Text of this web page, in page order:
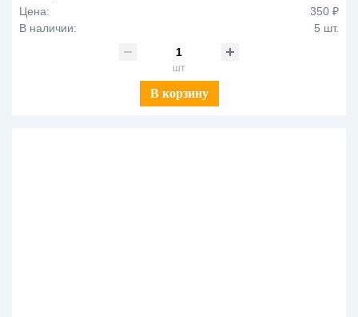
Цена:
350 ₽
В наличии:
5 шт.
шт
В корзину